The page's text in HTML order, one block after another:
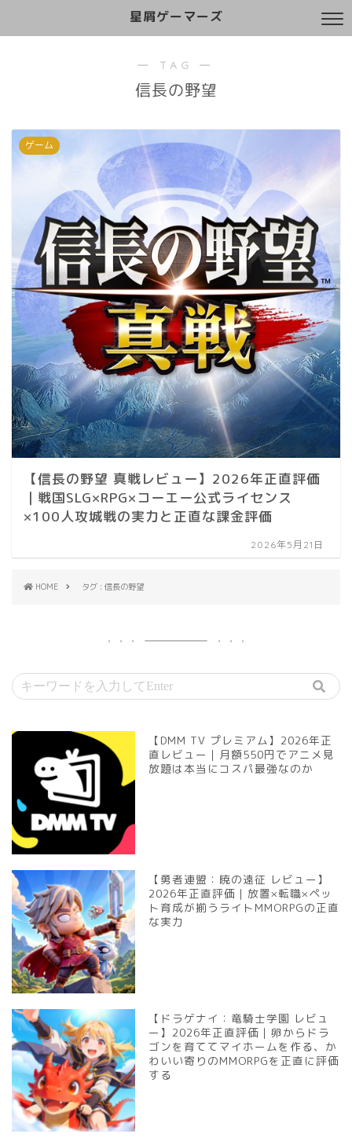
星屑ゲーマーズ
― TAG ―
信長の野望
ゲーム
【信長の野望 真戦レビュー】2026年正直評価
｜戦国SLG×RPG×コーエー公式ライセンス
×100人攻城戦の実力と正直な課金評価
2026年5月21日
HOME タグ : 信長の野望
【DMM TV プレミアム】2026年正
直レビュー｜月額550円でアニメ見
放題は本当にコスパ最強なのか
【勇者連盟：暁の遠征 レビュー】
2026年正直評価｜放置×転職×ペッ
ト育成が揃うライトMMORPGの正直
な実力
【ドラゲナイ：竜騎士学園 レビュ
ー】2026年正直評価｜卵からドラ
ゴンを育ててマイホームを作る、か
わいい寄りのMMORPGを正直に評価
する